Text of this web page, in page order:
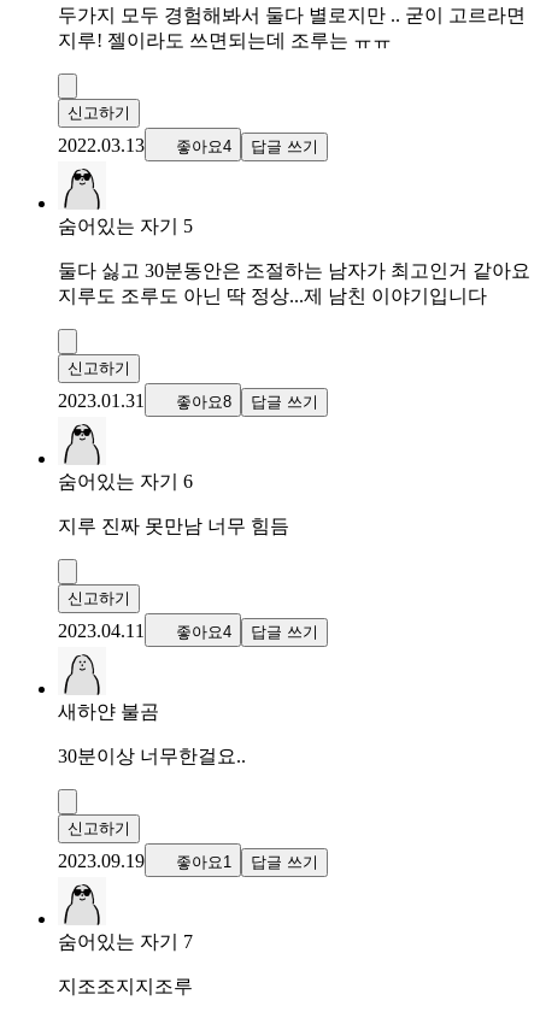
두가지 모두 경험해봐서 둘다 별로지만 .. 굳이 고르라면
지루! 젤이라도 쓰면되는데 조루는 ㅠㅠ
신고하기
2022.03.13 좋아요4 답글 쓰기
숨어있는 자기 5
둘다 싫고 30분동안은 조절하는 남자가 최고인거 같아요
지루도 조루도 아닌 딱 정상...제 남친 이야기입니다
신고하기
2023.01.31 좋아요8 답글 쓰기
숨어있는 자기 6
지루 진짜 못만남 너무 힘듬
신고하기
2023.04.11 좋아요4 답글 쓰기
새하얀 불곰
30분이상 너무한걸요..
신고하기
2023.09.19 좋아요1 답글 쓰기
숨어있는 자기 7
지조조지지조루